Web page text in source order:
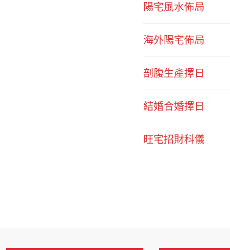
陽宅風水佈局
海外陽宅佈局
剖腹生產擇日
結婚合婚擇日
旺宅招財科儀